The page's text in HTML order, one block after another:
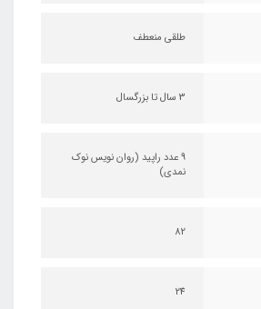
طلقی منعطف
3 سال تا بزرگسال
9 عدد راپید (روان نویس نوک
نمدی)
82
24